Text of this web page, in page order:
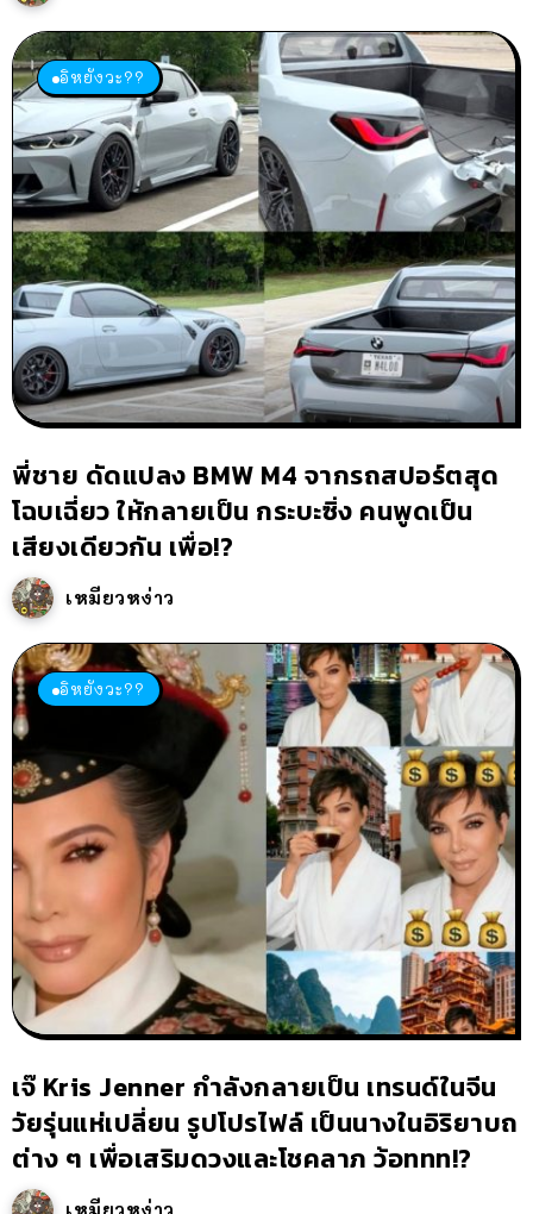
อิหยังวะ??
พี่ชาย ดัดแปลง BMW M4 จากรถสปอร์ตสุด
โฉบเฉี่ยว ให้กลายเป็น กระบะซิ่ง คนพูดเป็น
เสียงเดียวกัน เพื่อ!?
เหมียวหง่าว
อิหยังวะ??
เจ๊ Kris Jenner กำลังกลายเป็น เทรนด์ในจีน
วัยรุ่นแห่เปลี่ยน รูปโปรไฟล์ เป็นนางในอิริยาบถ
ต่าง ๆ เพื่อเสริมดวงและโชคลาภ ว้อททท!?